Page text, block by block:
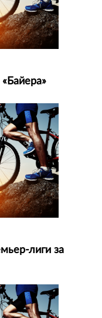
лиги за